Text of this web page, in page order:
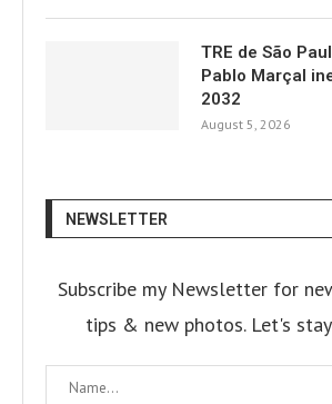
TRE de São
Pablo Marçal
2032
August 5, 2026
NEWSLETTER
Subscribe my Newsletter for
tips & new photos. Let's